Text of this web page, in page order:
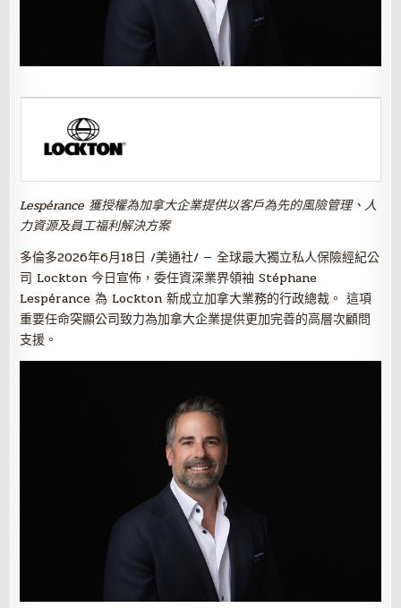
Lespérance 獲授權為加拿大企業提供以客戶為先的風險管理、人
力資源及員工福利解決方案
多倫多2026年6月18日 /美通社/ — 全球最大獨立私人保險經紀公
司 Lockton 今日宣佈，委任資深業界領袖 Stéphane
Lespérance 為 Lockton 新成立加拿大業務的行政總裁。 這項
重要任命突顯公司致力為加拿大企業提供更加完善的高層次顧問
支援。